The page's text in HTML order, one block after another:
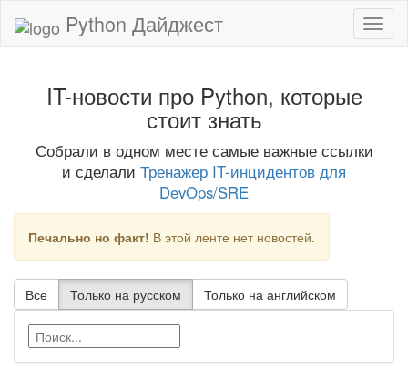
Python Дайджест
IT-новости про Python, которые
стоит знать
Собрали в одном месте самые важные ссылки
и сделали Тренажер IT-инцидентов для
DevOps/SRE
Печально но факт! В этой ленте нет новостей.
Все Только на русском Только на английском